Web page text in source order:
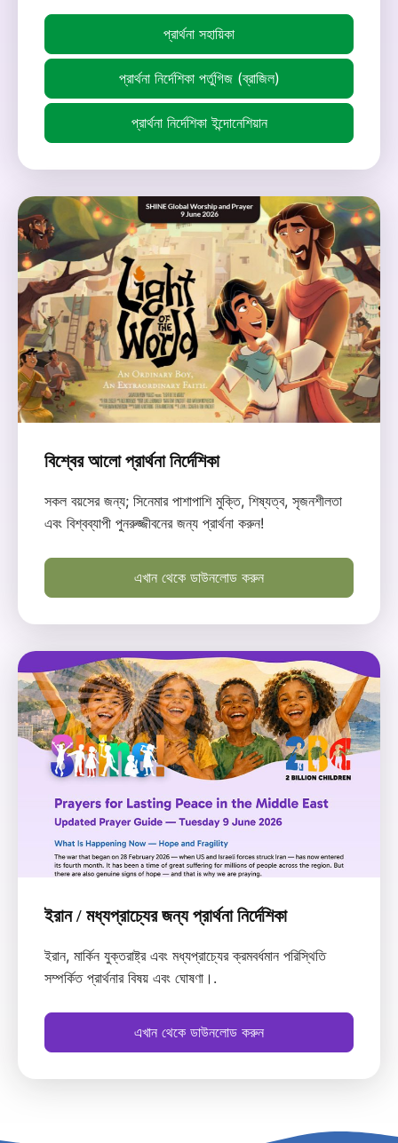
প্রার্থনা সহায়িকা
প্রার্থনা নির্দেশিকা পর্তুগিজ (ব্রাজিল)
প্রার্থনা নির্দেশিকা ইন্দোনেশিয়ান
বিশ্বের আলো প্রার্থনা নির্দেশিকা
সকল বয়সের জন্য; সিনেমার পাশাপাশি মুক্তি, শিষ্যত্ব, সৃজনশীলতা
এবং বিশ্বব্যাপী পুনরুজ্জীবনের জন্য প্রার্থনা করুন!
এখান থেকে ডাউনলোড করুন
ইরান / মধ্যপ্রাচ্যের জন্য প্রার্থনা নির্দেশিকা
ইরান, মার্কিন যুক্তরাষ্ট্র এবং মধ্যপ্রাচ্যের ক্রমবর্ধমান পরিস্থিতি
সম্পর্কিত প্রার্থনার বিষয় এবং ঘোষণা।.
এখান থেকে ডাউনলোড করুন